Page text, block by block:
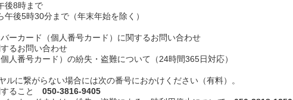
8時まで
後5時30分まで（年末年始を除く）
ーカード（個人番号カード）に関するお問い合わせ
るお問い合わせ
人番号カード）の紛失・盗難について（24時間365日対応）
に繋がらない場合には次の番号におかけください（有料）。
ること 050-3816-9405